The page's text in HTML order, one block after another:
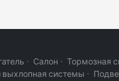
· Салон · Тормозная
выхлопная системы ·